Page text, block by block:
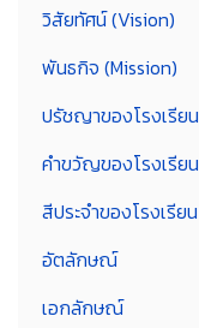
วิสัยทัศน์ (Vision)
พันธกิจ (Mission)
ปรัชญาของโรงเรียน
คำขวัญของโรงเรียน
สีประจำของโรงเรียน
อัตลักษณ์
เอกลักษณ์